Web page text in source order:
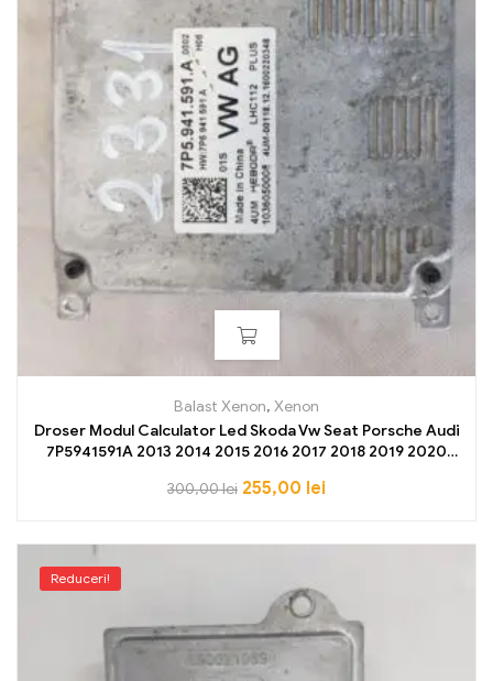
Balast Xenon, Xenon
Droser Modul Calculator Led Skoda Vw Seat Porsche Audi
7P5941591A 2013 2014 2015 2016 2017 2018 2019 2020
300,00lei 255,00 lei
Reduceri!